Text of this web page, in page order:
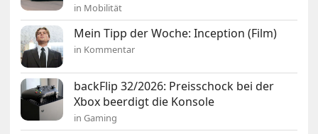
in Mobilität
Mein Tipp der Woche: Inception (Film)
in Kommentar
backFlip 32/2026: Preisschock bei der
Xbox beerdigt die Konsole
in Gaming